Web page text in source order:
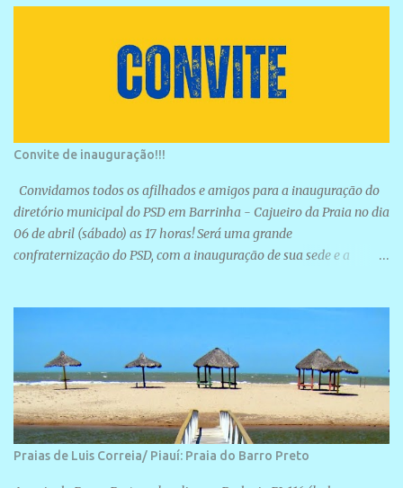
Convite de inauguração!!!
Convidamos todos os afilhados e amigos para a inauguração do
diretório municipal do PSD em Barrinha - Cajueiro da Praia no dia
06 de abril (sábado) as 17 horas! Será uma grande
confraternização do PSD, com a inauguração de sua sede e a
Praias de Luis Correia/ Piauí: Praia do Barro Preto